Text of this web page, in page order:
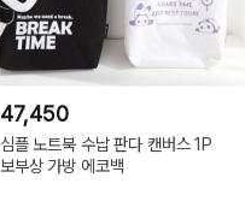
47,450
심플 노트북 수납 판다 캔버스 1P
보부상 가방 에코백